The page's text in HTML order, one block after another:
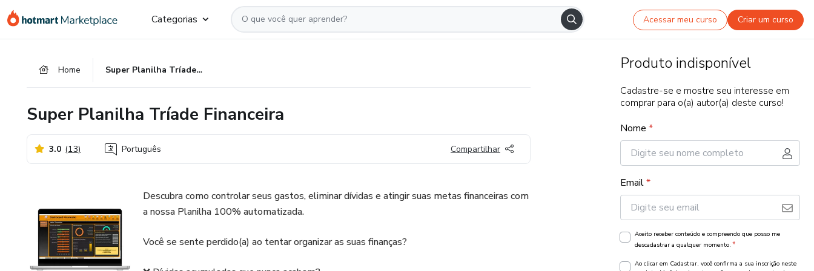
para
para
para
Categorias Acessar meu curso Criar um curso
Home Super Planilha Tríade Financeira
Super Planilha Tríade Financeira
3.0 (13) Português Compartilhar
Descubra como controlar seus gastos, eliminar dívidas e atingir suas metas financeiras com
a nossa Planilha 100% automatizada.
Você se sente perdido(a) ao tentar organizar as suas finanças?
Produto indisponível
Cadastre-se e mostre seu interesse em
comprar para o(a) autor(a) deste curso!
Nome *
Email*
Aceito receber conteúdo e compreendo que posso me
descadastrar a qualquer momento. *
Ao clicar em Cadastrar, você confirma a sua inscrição neste